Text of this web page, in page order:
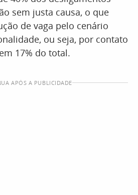
sem justa causa, o que
de vaga pelo cenário
ou seja, por contato
17% do total.
APÓS A PUBLICIDADE